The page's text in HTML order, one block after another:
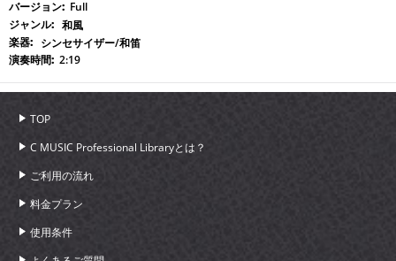
Full
和風
シンセサイザー/和笛
2:19
TOP
C MUSIC Professional Libraryとは？
ご利用の流れ
料金プラン
使用条件